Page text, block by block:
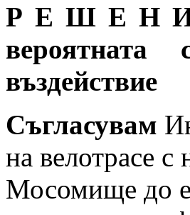
Р Е Ш Е Н И
вероятната
въздействие
Съгласувам
на велотрасе
Мосомище до